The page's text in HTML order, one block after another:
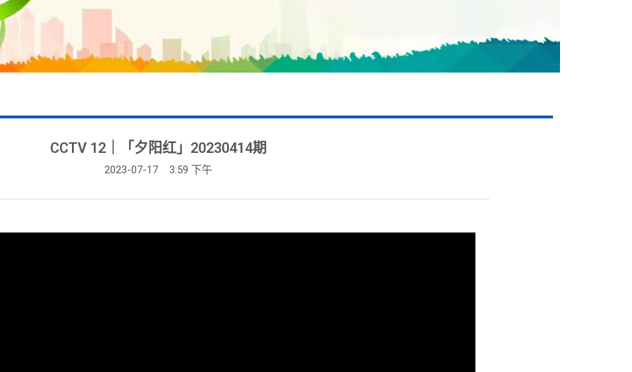
CCTV 12｜「夕阳红」20230414期
2023-07-17 3:59 下午